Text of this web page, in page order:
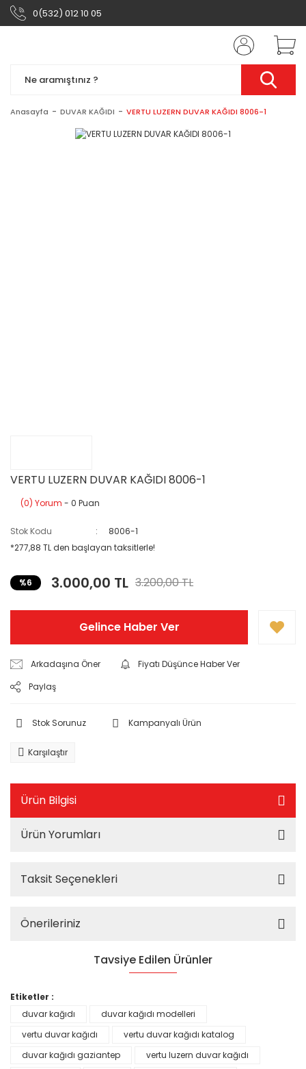
0(532) 012 10 05
Anasayfa DUVAR KAĞIDI VERTU LUZERN DUVAR KAĞIDI 8006-1
VERTU LUZERN DUVAR KAĞIDI 8006-1
(0) Yorum - 0 Puan
Stok Kodu
8006-1
*277,88 TL den başlayan taksitlerle!
%6 3.000,00 TL 3.200,00 TL
Gelince Haber Ver
Arkadaşına Öner
Fiyatı Düşünce Haber Ver
Paylaş
Stok Sorunuz Kampanyalı Ürün
Karşılaştır
Ürün Bilgisi
Ürün Yorumları
Taksit Seçenekleri
Önerileriniz
Tavsiye Edilen Ürünler
Etiketler :
duvar kağıdı
duvar kağıdı modelleri
vertu duvar kağıdı
vertu duvar kağıdı katalog
duvar kağıdı gaziantep
vertu luzern duvar kağıdı